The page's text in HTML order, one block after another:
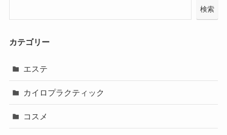
検索
カテゴリー
エステ
カイロプラクティック
コスメ